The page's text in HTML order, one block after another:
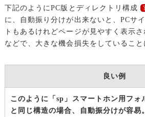
下記のようにPC版とディレクトリ構成
に、自動振り分けが出来ないと、PCサ
トもあるけれどページが見やすく表示
などで、大きな機会損失をしていること
良い例
このように「sp」スマートホン用フォ
と同じ構造の場合、自動振分けが容易。